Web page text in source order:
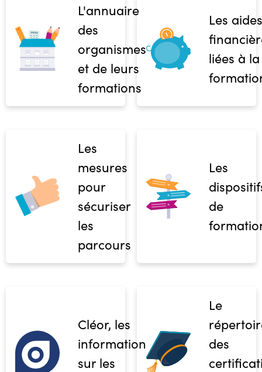
L'annuaire
des
organismes
et de leurs
formations
Les aides
liées à la
Les
mesures
pour
sécuriser
les
parcours
Les
de
Cléor, les
informations
sur les
Le
des